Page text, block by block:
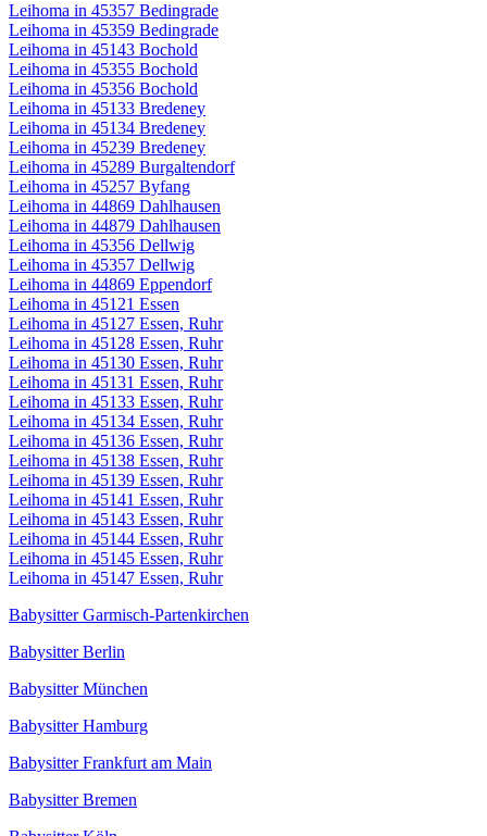
Leihoma in 45357 Bedingrade
Leihoma in 45359 Bedingrade
Leihoma in 45143 Bochold
Leihoma in 45355 Bochold
Leihoma in 45356 Bochold
Leihoma in 45133 Bredeney
Leihoma in 45134 Bredeney
Leihoma in 45239 Bredeney
Leihoma in 45289 Burgaltendorf
Leihoma in 45257 Byfang
Leihoma in 44869 Dahlhausen
Leihoma in 44879 Dahlhausen
Leihoma in 45356 Dellwig
Leihoma in 45357 Dellwig
Leihoma in 44869 Eppendorf
Leihoma in 45121 Essen
Leihoma in 45127 Essen, Ruhr
Leihoma in 45128 Essen, Ruhr
Leihoma in 45130 Essen, Ruhr
Leihoma in 45131 Essen, Ruhr
Leihoma in 45133 Essen, Ruhr
Leihoma in 45134 Essen, Ruhr
Leihoma in 45136 Essen, Ruhr
Leihoma in 45138 Essen, Ruhr
Leihoma in 45139 Essen, Ruhr
Leihoma in 45141 Essen, Ruhr
Leihoma in 45143 Essen, Ruhr
Leihoma in 45144 Essen, Ruhr
Leihoma in 45145 Essen, Ruhr
Leihoma in 45147 Essen, Ruhr
Babysitter Garmisch-Partenkirchen
Babysitter Berlin
Babysitter München
Babysitter Hamburg
Babysitter Frankfurt am Main
Babysitter Bremen